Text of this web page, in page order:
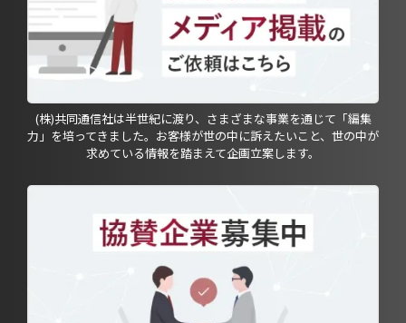
(株)共同通信社は半世紀に渡り、さまざまな事業を通じて「編集
力」を培ってきました。お客様が世の中に訴えたいこと、世の中が
求めている情報を踏まえて企画立案します。